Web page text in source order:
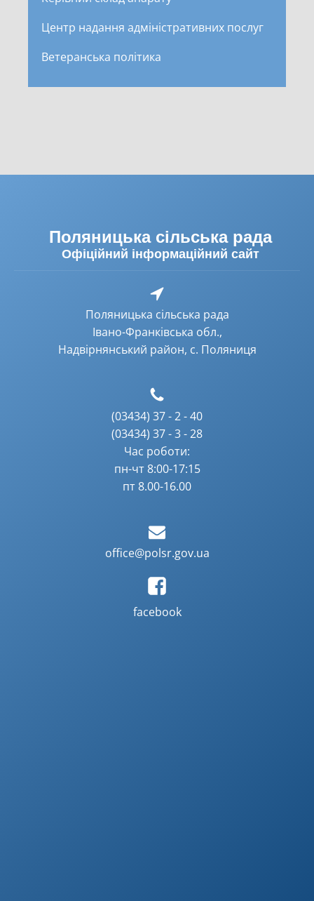
Центр надання адміністративних послуг
Ветеранська політика
Поляницька сільська рада
Офіційний інформаційний сайт
Поляницька сільська рада
Івано-Франківська обл.,
Надвірнянський район, с. Поляниця
(03434) 37 - 2 - 40
(03434) 37 - 3 - 28
Час роботи:
пн-чт 8:00-17:15
пт 8.00-16.00
office@polsr.gov.ua
facebook